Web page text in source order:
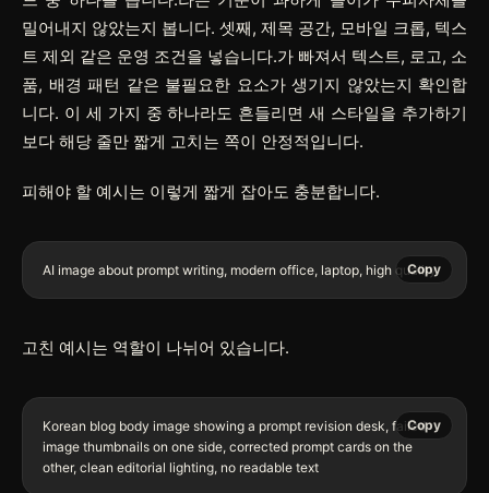
밀어내지 않았는지 봅니다. 셋째, 제목 공간, 모바일 크롭, 텍스
트 제외 같은 운영 조건을 넣습니다.가 빠져서 텍스트, 로고, 소
품, 배경 패턴 같은 불필요한 요소가 생기지 않았는지 확인합
니다. 이 세 가지 중 하나라도 흔들리면 새 스타일을 추가하기
보다 해당 줄만 짧게 고치는 쪽이 안정적입니다.
피해야 할 예시는 이렇게 짧게 잡아도 충분합니다.
Copy
고친 예시는 역할이 나뉘어 있습니다.
Korean blog body image showing a prompt revision desk, failed
image thumbnails on one side, corrected prompt cards on the
Copy